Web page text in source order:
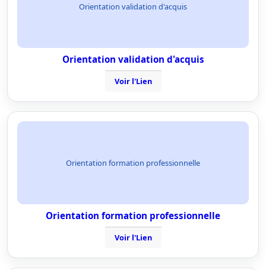
Orientation validation d'acquis
Orientation validation d'acquis
Voir l'Lien
Orientation formation professionnelle
Orientation formation professionnelle
Voir l'Lien